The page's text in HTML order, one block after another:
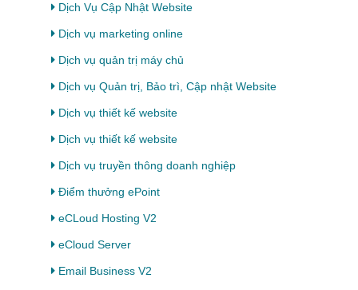
Dịch Vụ Cập Nhật Website
Dịch vụ marketing online
Dịch vụ quản trị máy chủ
Dịch vụ Quản trị, Bảo trì, Cập nhật Website
Dịch vụ thiết kế website
Dịch vụ thiết kế website
Dịch vụ truyền thông doanh nghiệp
Điểm thưởng ePoint
eCLoud Hosting V2
eCloud Server
Email Business V2